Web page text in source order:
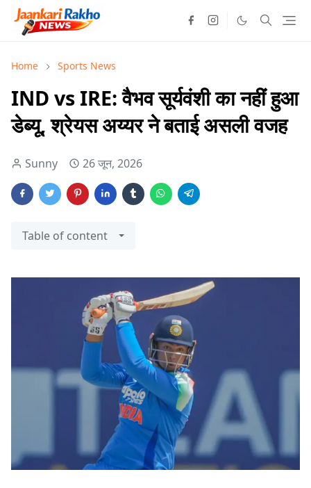
Home Sports News
IND vs IRE: वैभव सूर्यवंशी का नहीं हुआ
डेब्यू, श्रेयस अय्यर ने बताई असली वजह
Sunny 26 जून, 2026
Table of content